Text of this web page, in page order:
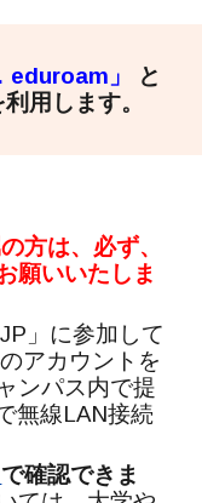
eduroam」
と
利用します。
方は、必ず、
願いいたしま
」に参加して
アカウントを
ンパス内で提
無線LAN接続
で確認できま